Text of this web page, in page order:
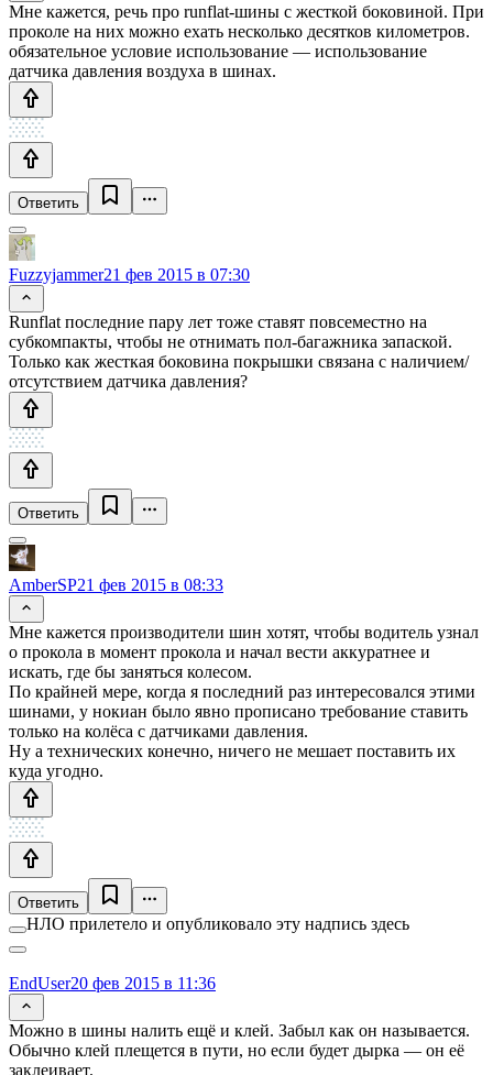
Мне кажется, речь про runflat-шины с жесткой боковиной. При
проколе на них можно ехать несколько десятков километров.
обязательное условие использование — использование
датчика давления воздуха в шинах.
Ответить
Fuzzyjammer21 фев 2015 в 07:30
Runflat последние пару лет тоже ставят повсеместно на
субкомпакты, чтобы не отнимать пол-багажника запаской.
Только как жесткая боковина покрышки связана с наличием/
отсутствием датчика давления?
Ответить
AmberSP21 фев 2015 в 08:33
Мне кажется производители шин хотят, чтобы водитель узнал
о прокола в момент прокола и начал вести аккуратнее и
искать, где бы заняться колесом.
По крайней мере, когда я последний раз интересовался этими
шинами, у нокиан было явно прописано требование ставить
только на колёса с датчиками давления.
Ну а технических конечно, ничего не мешает поставить их
куда угодно.
Ответить
НЛО прилетело и опубликовало эту надпись здесь
EndUser20 фев 2015 в 11:36
Можно в шины налить ещё и клей. Забыл как он называется.
Обычно клей плещется в пути, но если будет дырка — он её
заклеивает.